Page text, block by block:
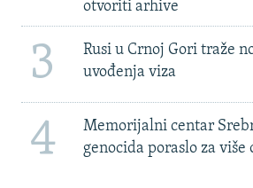
otvoriti arhive
3
Rusi u Crnoj Gori traže
uvođenja viza
4
Memorijalni centar
genocida poraslo za više